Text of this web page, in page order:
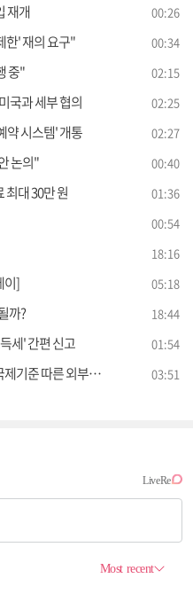
재개 00:26
한' 재의 요구" 00:34
중" 02:15
국과 세부 협의 02:25
약 시스템' 개통 02:27
논의" 00:40
최대 30만 원 01:36
00:54
18:16
이] 05:18
까? 18:44
세' 간편 신고 01:54
지 조치" [정책 바로보기] 03:51